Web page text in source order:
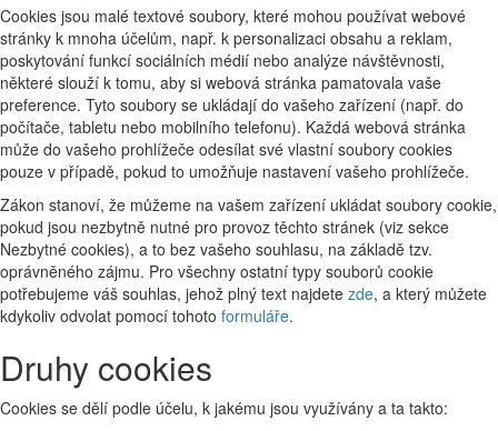
Cookies jsou malé textové soubory, které mohou používat webové
stránky k mnoha účelům, např. k personalizaci obsahu a reklam,
poskytování funkcí sociálních médií nebo analýze návštěvnosti,
některé slouží k tomu, aby si webová stránka pamatovala vaše
preference. Tyto soubory se ukládají do vašeho zařízení (např. do
počítače, tabletu nebo mobilního telefonu). Každá webová stránka
může do vašeho prohlížeče odesílat své vlastní soubory cookies
pouze v případě, pokud to umožňuje nastavení vašeho prohlížeče.
Zákon stanoví, že můžeme na vašem zařízení ukládat soubory cookie,
pokud jsou nezbytně nutné pro provoz těchto stránek (viz sekce
Nezbytné cookies), a to bez vašeho souhlasu, na základě tzv.
oprávněného zájmu. Pro všechny ostatní typy souborů cookie
potřebujeme váš souhlas, jehož plný text najdete zde, a který můžete
kdykoliv odvolat pomocí tohoto formuláře.
Druhy cookies
Cookies se dělí podle účelu, k jakému jsou využívány a ta takto: